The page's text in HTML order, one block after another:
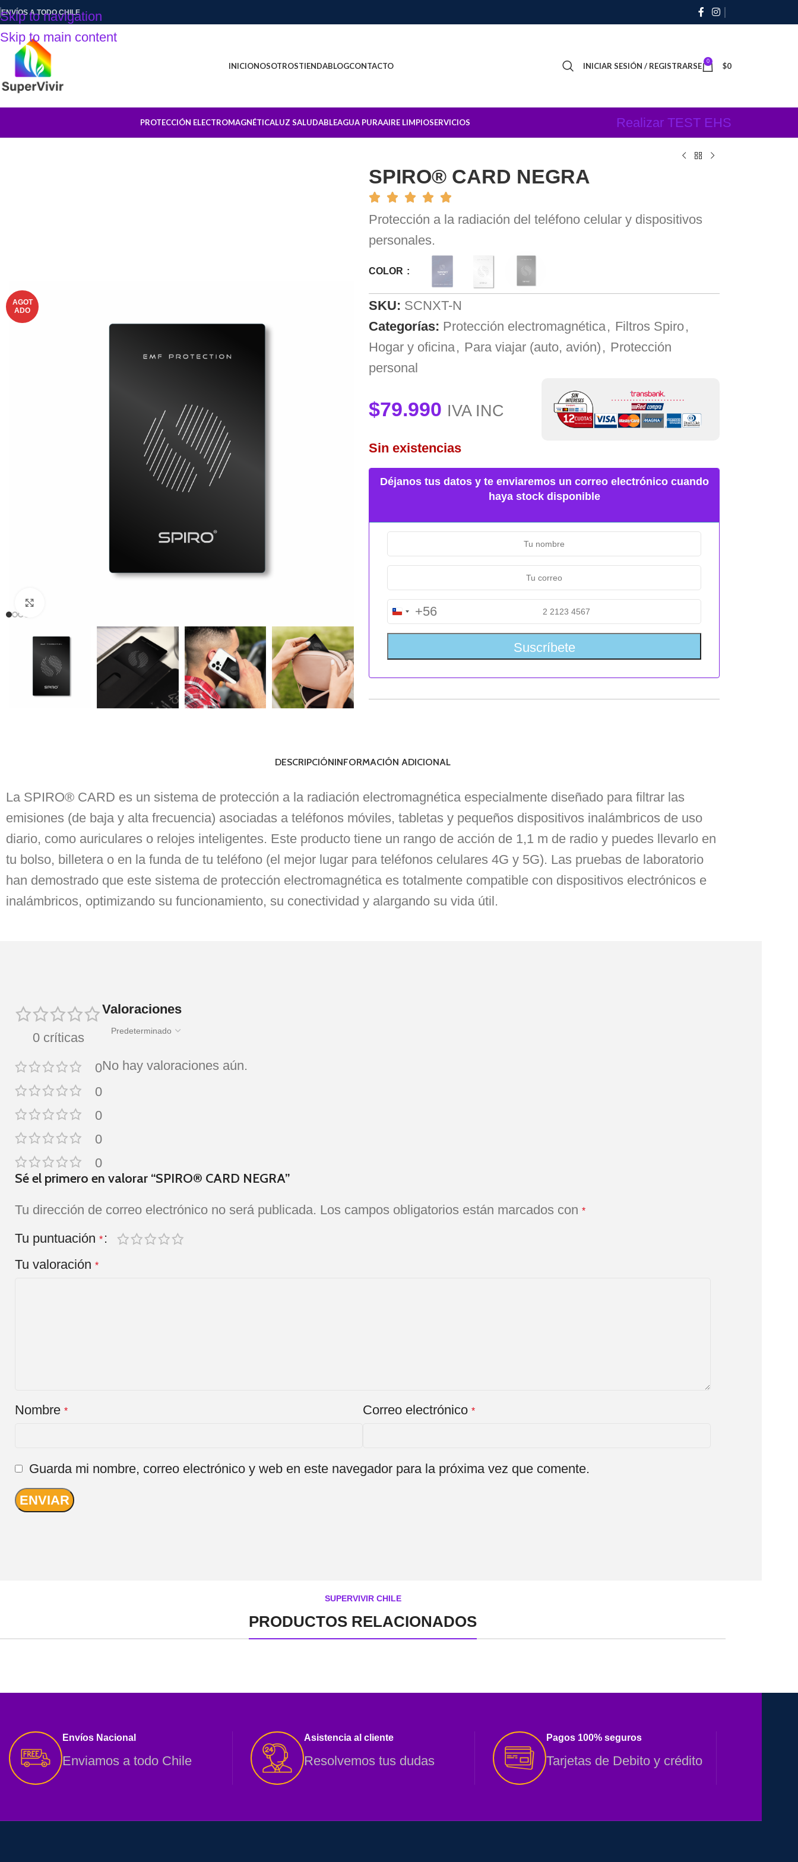
Skip to navigation
Skip to main content
ENVÍOS A TODO CHILE
INICIONOSOTROSTIENDABLOGCONTACTO INICIAR SESIÓN / REGISTRARSE 0 $0
PROTECCIÓN ELECTROMAGNÉTICALUZ SALUDABLEAGUA PURAAIRE LIMPIOSERVICIOS Realizar TEST EHS
AGOT
ADO
SPIRO® CARD NEGRA
Protección a la radiación del teléfono celular y dispositivos
personales.
COLOR
SKU: SCNXT-N
Categorías: Protección electromagnética, Filtros Spiro,
Hogar y oficina, Para viajar (auto, avión) , Protección
personal
$79.990 IVA INC
Sin existencias
Déjanos tus datos y te enviaremos un correo electrónico cuando
haya stock disponible
Chile
+56
+56
DESCRIPCIÓNINFORMACIÓN ADICIONAL
La SPIRO® CARD es un sistema de protección a la radiación electromagnética especialmente diseñado para filtrar las
emisiones (de baja y alta frecuencia) asociadas a teléfonos móviles, tabletas y pequeños dispositivos inalámbricos de uso
diario, como auriculares o relojes inteligentes. Este producto tiene un rango de acción de 1,1 m de radio y puedes llevarlo en
tu bolso, billetera o en la funda de tu teléfono (el mejor lugar para teléfonos celulares 4G y 5G). Las pruebas de laboratorio
han demostrado que este sistema de protección electromagnética es totalmente compatible con dispositivos electrónicos e
inalámbricos, optimizando su funcionamiento, su conectividad y alargando su vida útil.
0 críticas
0
0
0
0
0
Valoraciones
No hay valoraciones aún.
Sé el primero en valorar “SPIRO® CARD NEGRA”
Tu dirección de correo electrónico no será publicada. Los campos obligatorios están marcados con *
Tu puntuación *
Tu valoración *
Nombre * Correo electrónico *
Guarda mi nombre, correo electrónico y web en este navegador para la próxima vez que comente.
SUPERVIVIR CHILE
PRODUCTOS RELACIONADOS
Envíos Nacional
Enviamos a todo Chile
Asistencia al cliente
Resolvemos tus dudas
Pagos 100% seguros
Tarjetas de Debito y crédito